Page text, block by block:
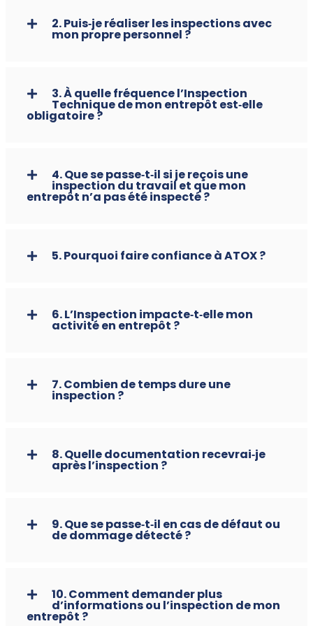
2. Puis‑je réaliser les inspections avec
mon propre personnel ?
3. À quelle fréquence l’Inspection
Technique de mon entrepôt est‑elle
obligatoire ?
4. Que se passe‑t‑il si je reçois une
inspection du travail et que mon
entrepôt n’a pas été inspecté ?
5. Pourquoi faire confiance à ATOX ?
6. L’Inspection impacte‑t‑elle mon
activité en entrepôt ?
7. Combien de temps dure une
inspection ?
8. Quelle documentation recevrai‑je
après l’inspection ?
9. Que se passe‑t‑il en cas de défaut ou
de dommage détecté ?
10. Comment demander plus
d’informations ou l’inspection de mon
entrepôt ?